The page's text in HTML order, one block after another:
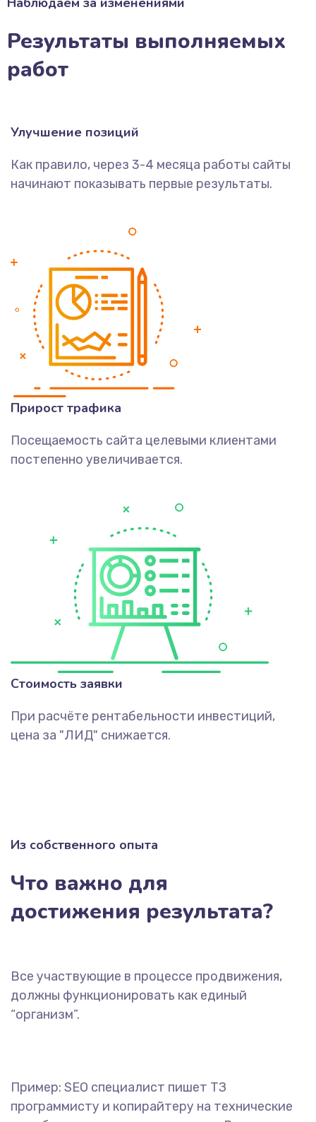
Результаты выполняемых
работ
Улучшение позиций
Как правило, через 3-4 месяца работы сайты
начинают показывать первые результаты.
Прирост трафика
Посещаемость сайта целевыми клиентами
постепенно увеличивается.
Стоимость заявки
При расчёте рентабельности инвестиций,
цена за "ЛИД" снижается.
Из собственного опыта
Что важно для
достижения результата?
Все участвующие в процессе продвижения,
должны функционировать как единый
“организм”.
Пример: SEO специалист пишет ТЗ
программисту и копирайтеру на технические